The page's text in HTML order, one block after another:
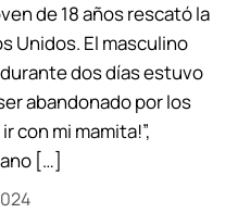
de 18 años rescató la
Unidos. El masculino
dos días estuvo
abandonado por los
con mi mamita!”,
[…]